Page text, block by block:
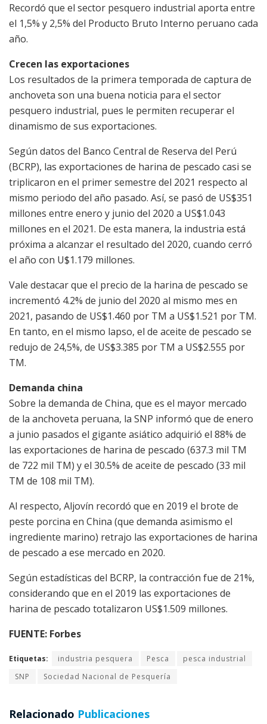
Recordó que el sector pesquero industrial aporta entre
el 1,5% y 2,5% del Producto Bruto Interno peruano cada
año.
Crecen las exportaciones
Los resultados de la primera temporada de captura de
anchoveta son una buena noticia para el sector
pesquero industrial, pues le permiten recuperar el
dinamismo de sus exportaciones.
Según datos del Banco Central de Reserva del Perú
(BCRP), las exportaciones de harina de pescado casi se
triplicaron en el primer semestre del 2021 respecto al
mismo periodo del año pasado. Así, se pasó de US$351
millones entre enero y junio del 2020 a US$1.043
millones en el 2021. De esta manera, la industria está
próxima a alcanzar el resultado del 2020, cuando cerró
el año con U$1.179 millones.
Vale destacar que el precio de la harina de pescado se
incrementó 4.2% de junio del 2020 al mismo mes en
2021, pasando de US$1.460 por TM a US$1.521 por TM.
En tanto, en el mismo lapso, el de aceite de pescado se
redujo de 24,5%, de US$3.385 por TM a US$2.555 por
TM.
Demanda china
Sobre la demanda de China, que es el mayor mercado
de la anchoveta peruana, la SNP informó que de enero
a junio pasados el gigante asiático adquirió el 88% de
las exportaciones de harina de pescado (637.3 mil TM
de 722 mil TM) y el 30.5% de aceite de pescado (33 mil
TM de 108 mil TM).
Al respecto, Aljovín recordó que en 2019 el brote de
peste porcina en China (que demanda asimismo el
ingrediente marino) retrajo las exportaciones de harina
de pescado a ese mercado en 2020.
Según estadísticas del BCRP, la contracción fue de 21%,
considerando que en el 2019 las exportaciones de
harina de pescado totalizaron US$1.509 millones.
FUENTE: Forbes
Etiquetas: industria pesquera Pesca
pesca industrial
SNP
Sociedad Nacional de Pesquería
Relacionado Publicaciones